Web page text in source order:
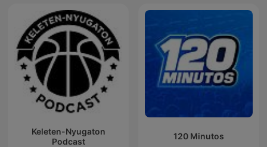
Keleten-Nyugaton
Podcast
120 Minutos